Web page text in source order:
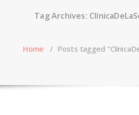
Tag Archives:
Home / Posts tagged